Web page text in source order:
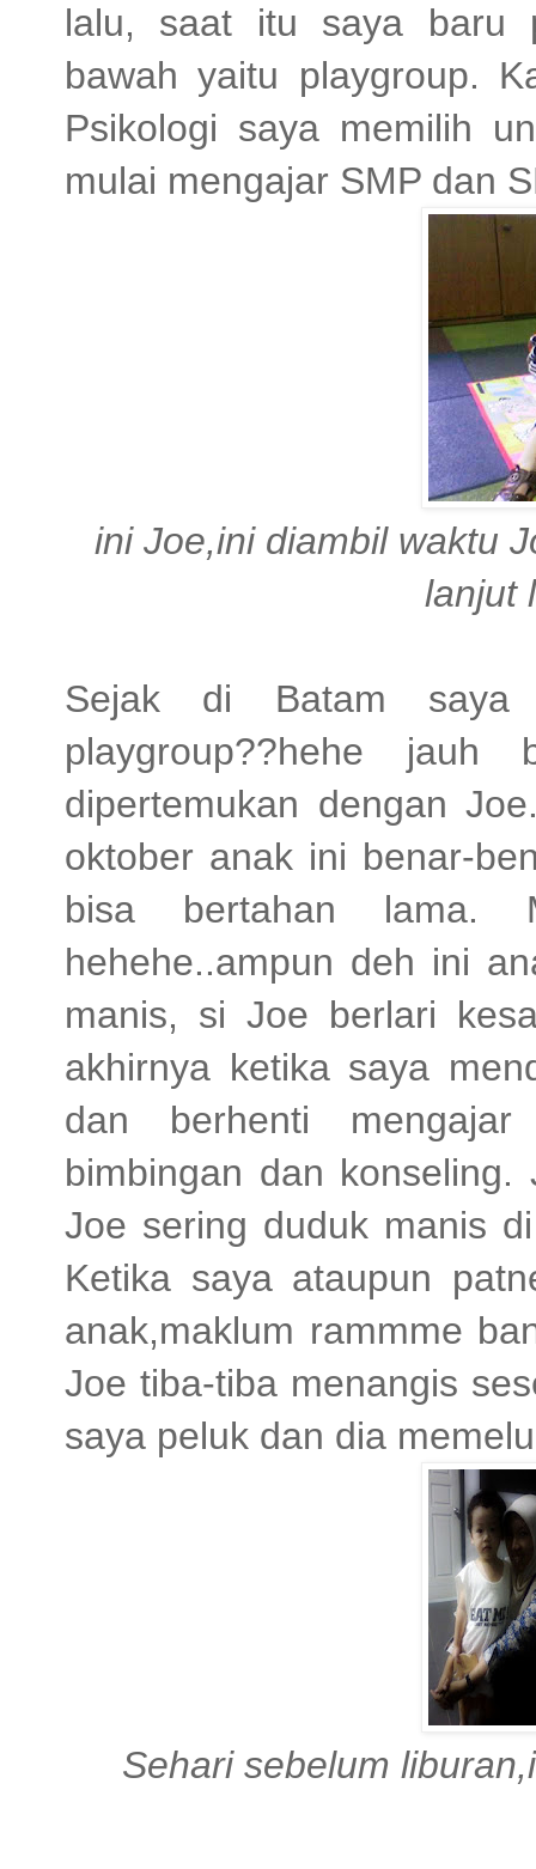
lalu, saat itu saya baru
bawah yaitu playgroup.
Psikologi saya memilih
mulai mengajar SMP dan
ini Joe,ini diambil waktu
lanjut
Sejak di Batam saya
playgroup??hehe jauh
dipertemukan dengan
oktober anak ini benar-
bisa bertahan lama.
hehehe..ampun deh ini
manis, si Joe berlari
akhirnya ketika saya
dan berhenti
bimbingan dan
Joe sering duduk manis
Ketika saya ataupun
anak,maklum rammme
Joe tiba-tiba menangis
saya peluk dan dia
Sehari sebelum